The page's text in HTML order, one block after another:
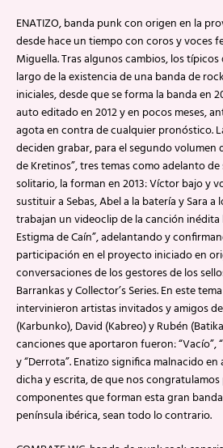
ENATIZO, banda punk con origen en la
desde hace un tiempo con coros y voces
Miguella. Tras algunos cambios, los
largo de la existencia de una banda de
iniciales, desde que se forma la banda en
auto editado en 2012 y en pocos meses,
agota en contra de cualquier pronóstico.
deciden grabar, para el segundo volumen
de Kretinos”, tres temas como adelanto
solitario, la forman en 2013: Víctor bajo y
sustituir a Sebas, Abel a la batería y Sara a
trabajan un videoclip de la canción inédita
Estigma de Caín”, adelantando y
participación en el proyecto iniciado en
conversaciones de los gestores de los
Barrankas y Collector’s Series. En este
intervinieron artistas invitados y amigos
(Karbunko), David (Kabreo) y Rubén
canciones que aportaron fueron: “Vacío”,
y “Derrota”. Enatizo significa malnacido en
dicha y escrita, de que nos
componentes que forman esta gran
península ibérica, sean todo lo contrario.